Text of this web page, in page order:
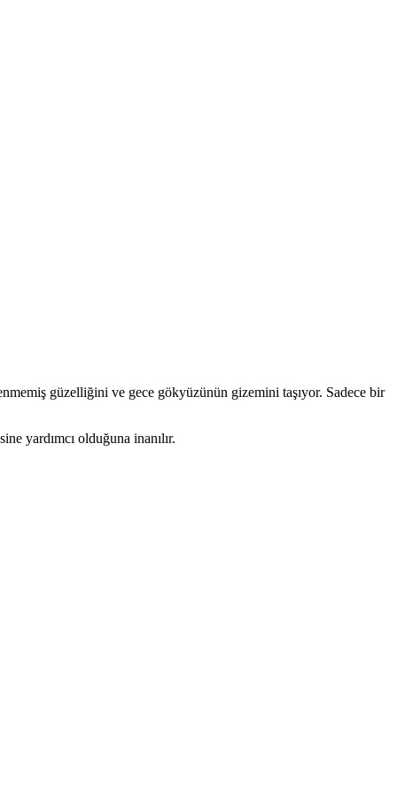
güzelliğini ve gece gökyüzünün gizemini taşıyor. Sadece bir
yardımcı olduğuna inanılır.